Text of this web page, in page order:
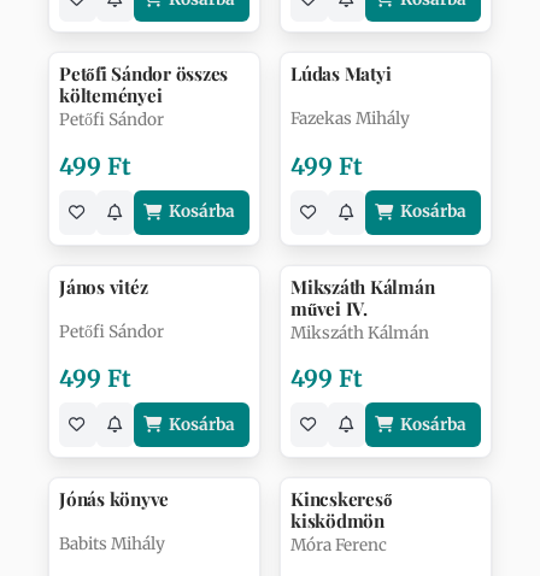
Petőfi Sándor összes
költeményei
Petőfi Sándor
499 Ft
Kosárba
Lúdas Matyi
Fazekas Mihály
499 Ft
Kosárba
János vitéz
Petőfi Sándor
499 Ft
Kosárba
Mikszáth Kálmán
művei IV.
Mikszáth Kálmán
499 Ft
Kosárba
Jónás könyve
Babits Mihály
Kincskereső
kisködmön
Móra Ferenc